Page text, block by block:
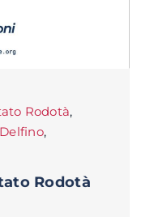
Rodotà,
,
Rodotà